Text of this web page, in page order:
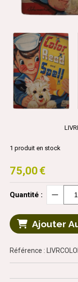
75,00 €
1 produit en stock
Quantité :
Ajouter
Référence :